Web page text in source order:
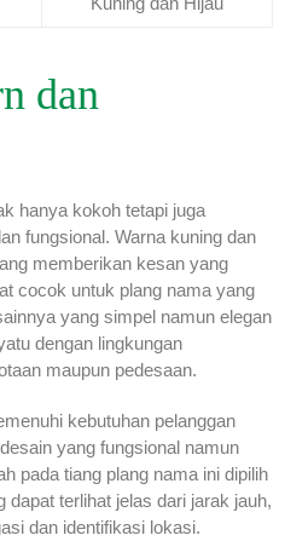
dan
hanya kokoh tetapi juga
fungsional. Warna kuning dan
memberikan kesan yang
cocok untuk plang nama yang
yang simpel namun elegan
dengan lingkungan
maupun pedesaan.
kebutuhan pelanggan
yang fungsional namun
pada tiang plang nama ini dipilih
terlihat jelas dari jarak jauh,
dan identifikasi lokasi.